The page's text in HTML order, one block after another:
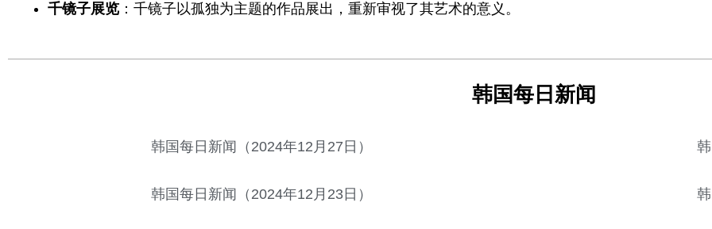
千镜子展览 ：千镜子以孤独为主题的作品展出，重新审视了其艺术的意义。
韩国每日新闻
韩国每日新闻（2024年12月27日）
韩国每日新闻（2024年12月23日）